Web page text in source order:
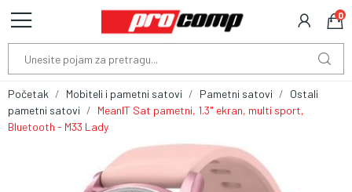
0
Početak Mobiteli i pametni satovi Pametni satovi
Ostali
pametni satovi
MeanIT Sat pametni, 1.3" ekran, multi sport,
Bluetooth - M33 Lady